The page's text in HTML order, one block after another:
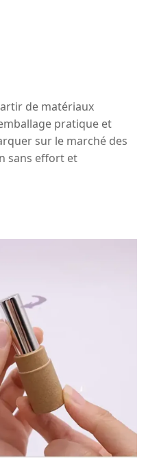
de matériaux
pratique et
sur le marché des
sans effort et